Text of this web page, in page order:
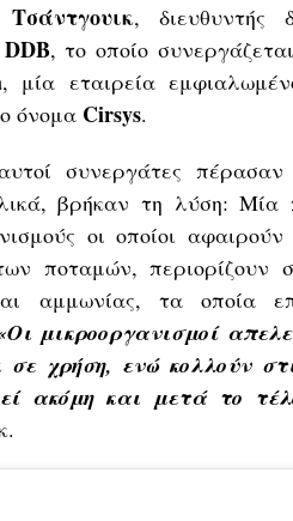
Τσάντγουικ, διευθυντής
DDB, το οποίο
, μία εταιρεία
όνομα Cirsys.
συνεργάτες
βρήκαν τη λύση: Μία
οι οποίοι
ποταμών, περιορίζουν
αμμωνίας, τα οποία
μικροοργανισμοί
σε χρήση, ενώ κολλούν
ακόμη και μετά το